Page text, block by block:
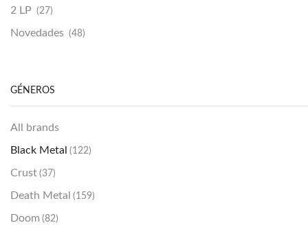
2 LP (27)
Novedades (48)
GÉNEROS
All brands
Black Metal (122)
Crust (37)
Death Metal (159)
Doom (82)